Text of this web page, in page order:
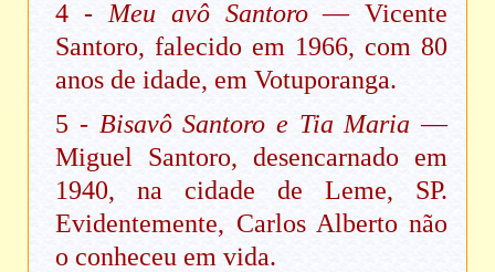
4 -Meu avô Santoro— Vicente
Santoro, falecido em 1966, com 80
anos de idade, em Votuporanga.
5 - Bisavô Santoro e Tia Maria —
Miguel Santoro, desencarnado em
1940, na cidade de Leme, SP.
Evidentemente, Carlos Alberto não
o conheceu em vida.